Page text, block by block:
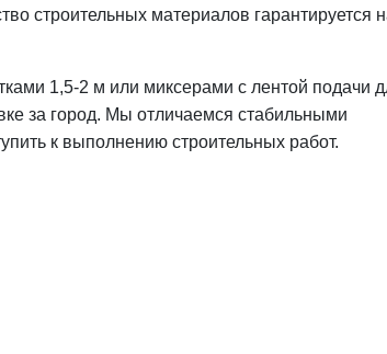
строительных материалов гарантируется
1,5-2 м или миксерами с лентой подачи
за город. Мы отличаемся стабильными
к выполнению строительных работ.